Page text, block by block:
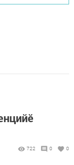
722 0 0